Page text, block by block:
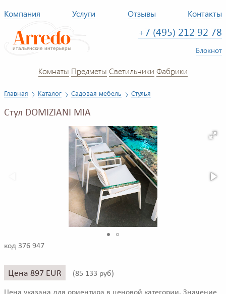
Компания Услуги Отзывы Контакты
+7 (495) 212 92 78
Блокнот
Комнаты Предметы Светильники Фабрики
Главная Каталог Садовая мебель Стулья
Стул DOMIZIANI MIA
код 376 947
Цена 897 EUR (85 133 руб)